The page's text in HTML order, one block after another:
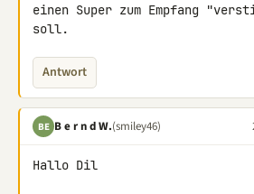
einen Super zum Empfang
soll.
Antwort
BE B e r n d W.(smiley46)
Hallo Dil